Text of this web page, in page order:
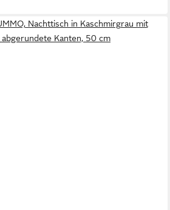
Nachttisch in Kaschmirgrau mit
abgerundete Kanten, 50 cm